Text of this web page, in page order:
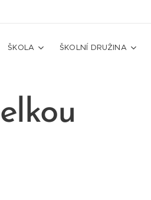
ŠKOLA ŠKOLNÍ DRUŽINA